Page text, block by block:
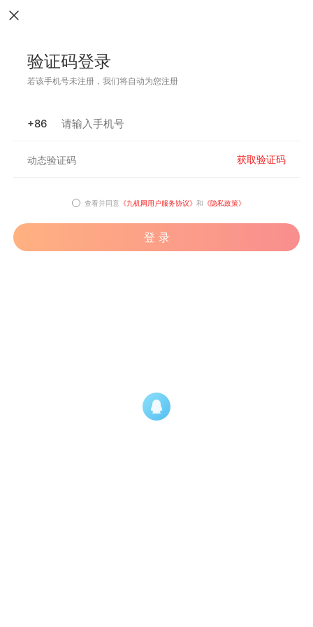
验证码登录
若该手机号未注册，我们将自动为您注册
+86
获取验证码
查看并同意 《九机网用户服务协议》 和 《隐私政策》
登 录